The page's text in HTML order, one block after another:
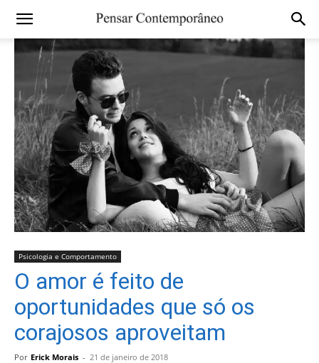
Psicologia e Comportamento
O amor é feito de
oportunidades que só os
corajosos aproveitam
Por Erick Morais - 21 de janeiro de 2018